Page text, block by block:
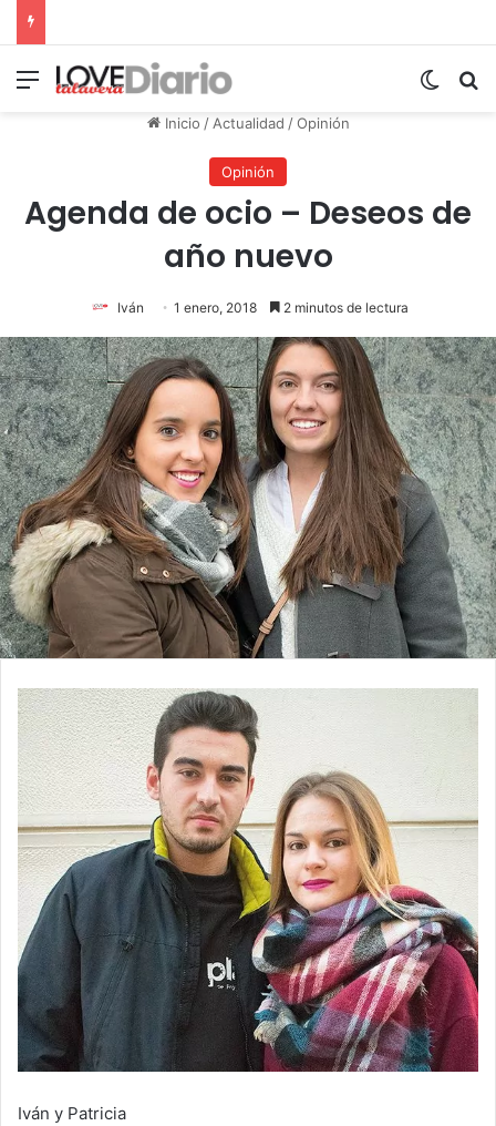
Menú
Inicio / Actualidad / Opinión
Opinión
Agenda de ocio – Deseos de
año nuevo
Iván 1 enero, 2018 2 minutos de lectura
Iván y Patricia